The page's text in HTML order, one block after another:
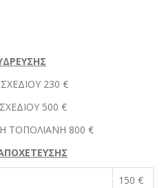
230 €
500 €
ΤΟΠΟΛΙΑΝΗ 800 €
150 €